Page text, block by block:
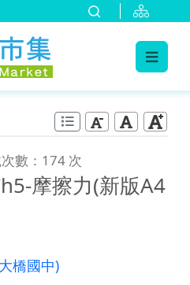
數：174 次
摩擦力(新版A4
橋國中)